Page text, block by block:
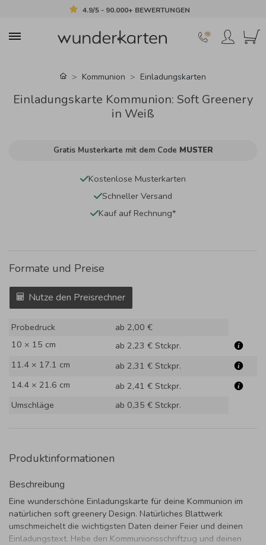
4.9/5 - 90.000+ BEWERTUNGEN
Kommunion Einladungskarten
Einladungskarte Kommunion: Soft Greenery
in Weiß
Gratis Musterkarte mit dem Code MUSTER
Kostenlose Musterkarten
Schneller Versand
Kauf auf Rechnung*
Formate und Preise
Nutze den Preisrechner
Probedruck
ab 2,00 €
10 × 15 cm
ab 2,23 € Stckpr.
11.4 × 17.1 cm
ab 2,31 € Stckpr.
14.4 × 21.6 cm
ab 2,41 € Stckpr.
Umschläge
ab 0,35 € Stckpr.
Produktinformationen
Beschreibung
Eine wunderschöne Einladungskarte für deine Kommunion im
natürlichen soft greenery Design. Natürliches Blattwerk
umschmeichelt die wichtigsten Daten deiner Feier und deinen
Einladungstext. Hebe den Kommunionsschriftzug und deinen